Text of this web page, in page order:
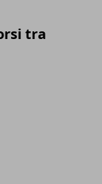
tra